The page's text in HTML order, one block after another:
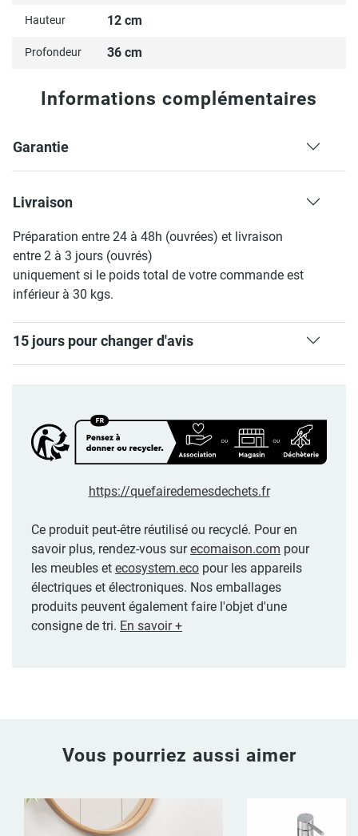
Hauteur 12 cm
Profondeur 36 cm
Informations complémentaires
Garantie
Livraison
Préparation entre 24 à 48h (ouvrées) et livraison
entre 2 à 3 jours (ouvrés)
uniquement si le poids total de votre commande est
inférieur à 30 kgs.
15 jours pour changer d'avis
https://quefairedemesdechets.fr
Ce produit peut-être réutilisé ou recyclé. Pour en
savoir plus, rendez-vous surecomaison.com pour
les meubles et ecosystem.eco pour les appareils
électriques et électroniques. Nos emballages
produits peuvent également faire l'objet d'une
consigne de tri. En savoir +
Vous pourriez aussi aimer